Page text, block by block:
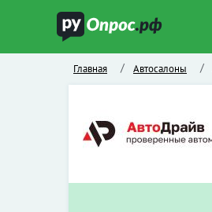
Главная / Автосалоны /